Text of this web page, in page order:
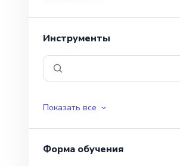
Инструменты
Показать все
Форма обучения